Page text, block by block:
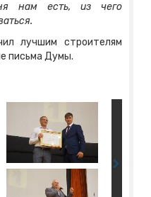
нам есть, из чего
лучшим строителям
письма Думы.